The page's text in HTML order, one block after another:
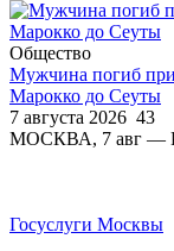
Общество
Мужчина погиб при
Марокко до Сеуты
7 августа 2026 43
МОСКВА, 7 авг —
Госуслуги Москвы